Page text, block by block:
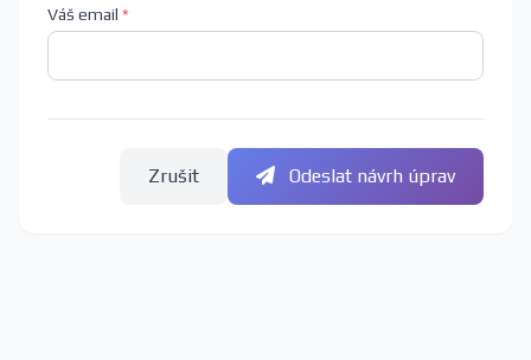
Váš email *
Zrušit Odeslat návrh úprav